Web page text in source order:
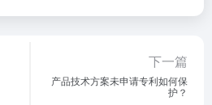
下一篇
产品技术方案未申请专利如何保
护？